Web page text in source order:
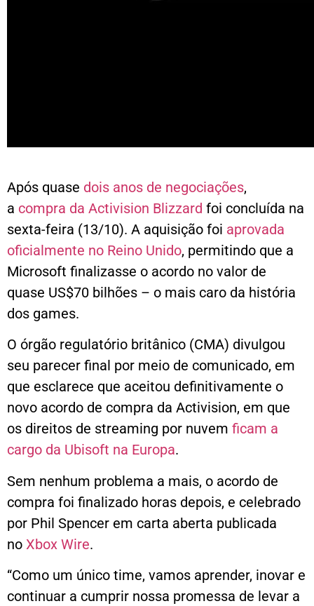
Após quase dois anos de negociações,
a compra da Activision Blizzard foi concluída na
sexta-feira (13/10). A aquisição foi aprovada
oficialmente no Reino Unido, permitindo que a
Microsoft finalizasse o acordo no valor de
quase US$70 bilhões – o mais caro da história
dos games.
O órgão regulatório britânico (CMA) divulgou
seu parecer final por meio de comunicado, em
que esclarece que aceitou definitivamente o
novo acordo de compra da Activision, em que
os direitos de streaming por nuvem ficam a
cargo da Ubisoft na Europa.
Sem nenhum problema a mais, o acordo de
compra foi finalizado horas depois, e celebrado
por Phil Spencer em carta aberta publicada
no Xbox Wire.
“Como um único time, vamos aprender, inovar e
continuar a cumprir nossa promessa de levar a